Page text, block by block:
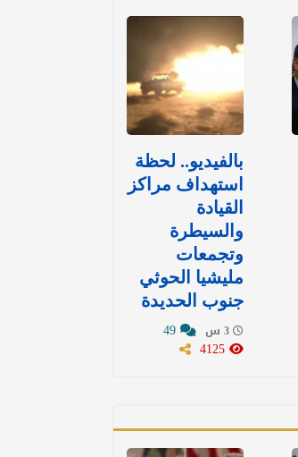
بالفيديو.. لحظة
استهداف مراكز
القيادة
والسيطرة
وتجمعات
مليشيا الحوثي
جنوب الحديدة